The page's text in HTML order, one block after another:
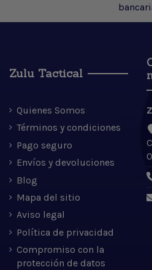
Zulu Tactical
Quienes Somos
Términos y condiciones
Pago seguro
Envíos y devoluciones
Blog
Mapa del sitio
Aviso legal
Política de privacidad
Compromiso con la
protección de datos